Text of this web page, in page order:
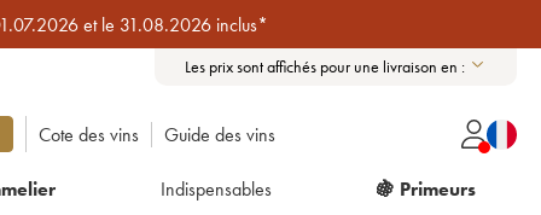
et le 31.08.2026 inclus*
Les prix sont affichés pour une livraison en :
Cote des vins Guide des vins
Indispensables 🍇 Primeurs